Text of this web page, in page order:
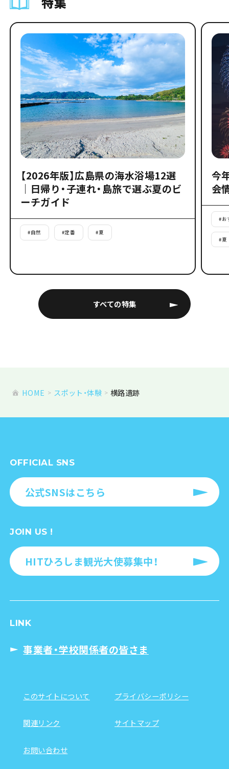
すべての特集
【2026年版】広島県の海水浴場12選
｜日帰り・子連れ・島旅で選ぶ夏のビ
ーチガイド
#自然 #定番 #夏
今
会
#お
#夏
HOME スポット・体験 横路遺跡
OFFICIAL SNS
公式SNSはこちら
JOIN US !
HITひろしま観光大使募集中！
LINK
事業者・学校関係者の皆さま
このサイトについて プライバシーポリシー
関連リンク サイトマップ
お問い合わせ